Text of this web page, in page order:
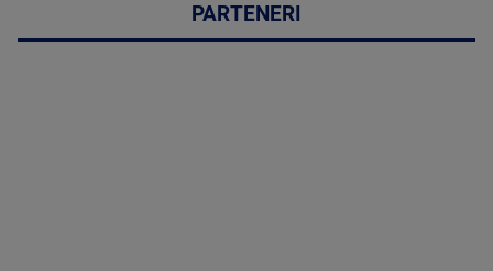
PARTENERI